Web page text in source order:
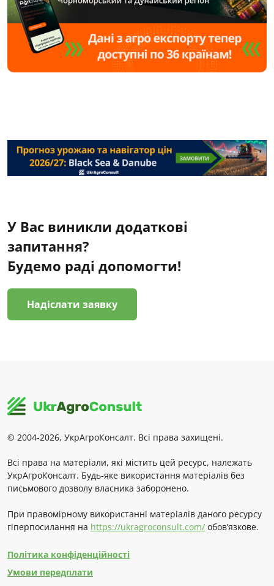
У Вас виникли додаткові
запитання?
Будемо раді допомогти!
Надіслати заявку
© 2004-2026, УкрАгроКонсалт. Всі права захищені.
Всі права на матеріали, які містить цей ресурс, належать
УкрАгроКонсалт. Будь-яке використання матеріалів без
письмового дозволу власника заборонено.
При правомірному використанні матеріалів даного ресурсу
гіперпосилання на https://ukragroconsult.com/ обов’язкове.
Політика конфіденційності
Умови передплати